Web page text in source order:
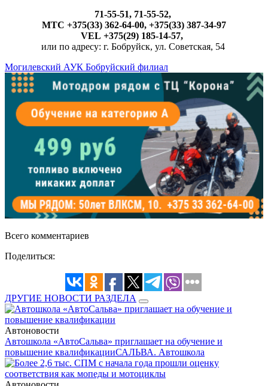
71-55-51, 71-55-52,
МТС +375(33) 362-64-00, +375(33) 387-34-97
VEL +375(29) 185-14-57,
или по адресу: г. Бобруйск, ул. Советская, 54
Могилевский АУК Бобруйский филиал
Всего комментариев
Поделиться:
ДРУГИЕ НОВОСТИ РАЗДЕЛА
Автоновости
Автошкола «АвтоСальва» приглашает на обучение и
повышение квалификацииСАЛЬВА. Автошкола